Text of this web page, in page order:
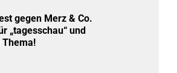
gegen Merz & Co.
„tagesschau“ und
Thema!